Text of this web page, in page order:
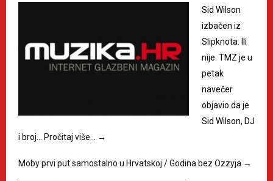
Sid Wilson
izbačen iz
Slipknota. Ili
nije. TMZ je u
petak
navečer
objavio da je
Sid Wilson, DJ
i broj…
Pročitaj više… →
Moby prvi put samostalno u Hrvatskoj / Godina bez Ozzyja →